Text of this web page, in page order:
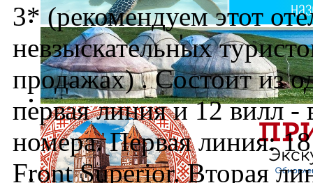
3* (рекомендуем этот
невзыскательных
продажах) . Состоит из
первая линия и 12 вилл -
номера. Первая линия:
Front Superior. Вторая